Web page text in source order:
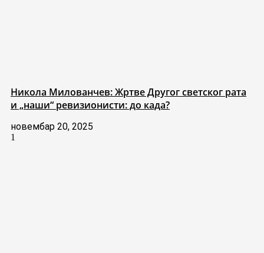
Никола Милованчев: Жртве Другог светског рата
и „наши“ ревизионисти: до када?
новембар 20, 2025